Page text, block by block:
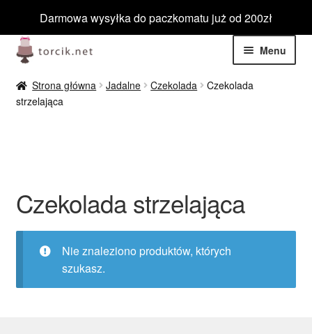
Darmowa wysyłka do paczkomatu już od 200zł
Przejdź
do
nawigacji
Przejdź
do
treści
Menu
Jadalne
Tematyczne
Blog
Wyprzedaż
Strona główna Jadalne Czekolada
Czekolada
strzelająca
Czekolada strzelająca
Nie znaleziono produktów, których
szukasz.